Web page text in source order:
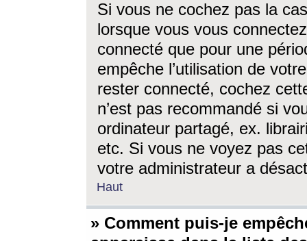
Si vous ne cochez pas la
lorsque vous vous
connecté que pour une
empêche l’utilisation de
rester connecté, cochez
n’est pas recommandé si
ordinateur partagé, ex.
etc. Si vous ne voyez pas
votre administrateur a
Haut
» Comment puis-je